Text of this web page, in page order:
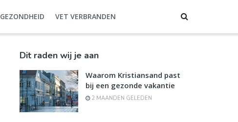
GEZONDHEID VET VERBRANDEN
Dit raden wij je aan
Waarom Kristiansand past
bij een gezonde vakantie
2 MAANDEN GELEDEN